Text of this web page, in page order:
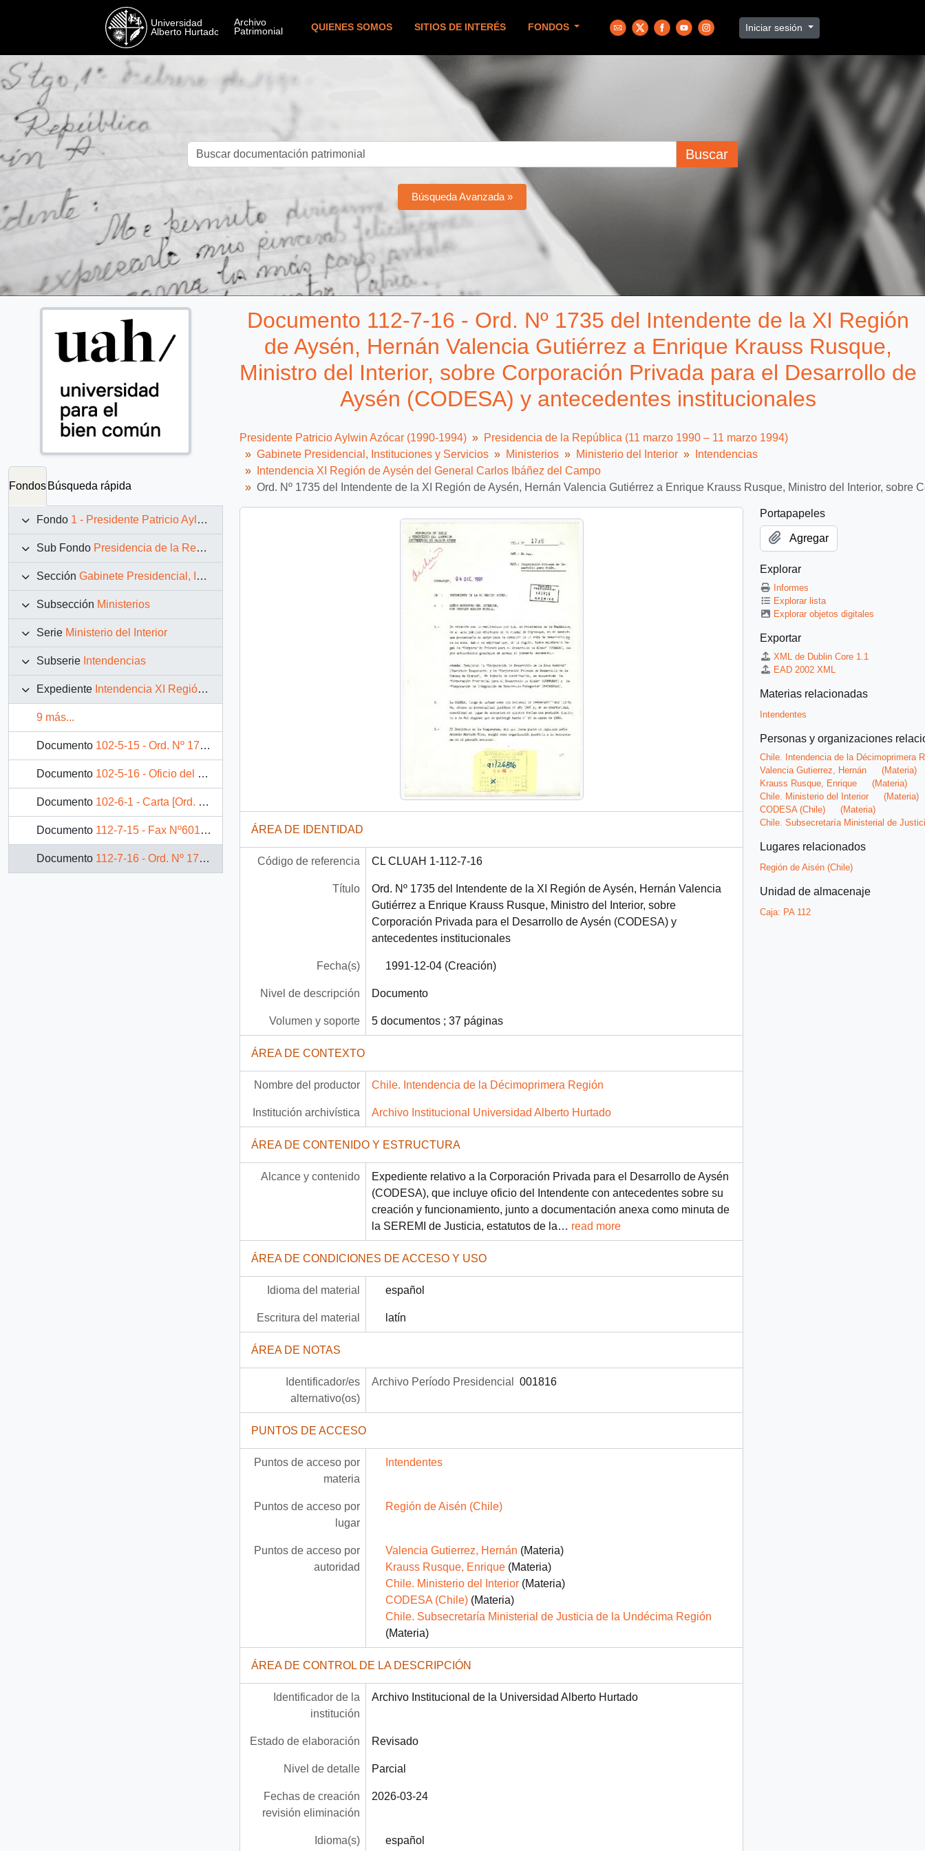
QUIENES SOMOS SITIOS DE INTERÉS FONDOS Iniciar sesión
Buscar
Búsqueda Avanzada »
Fondos Búsqueda rápida
Fondo 1 - Presidente Patricio Aylwin Azócar (1990-1994)
Sub Fondo Presidencia de la República (11 marzo 1990 – 11 marzo 1994)
Sección Gabinete Presidencial, Instituciones y Servicios
Subsección Ministerios
Serie Ministerio del Interior
Subserie Intendencias
Expediente Intendencia XI Región de Aysén del General Carlos Ibáñez del Campo
9 más...
Documento 102-5-15 - Ord. Nº 1756 del Intendente de la XI Región de Aysén, Héctor Morales Ramírez, dirigida al señor Ministro de Obras Públicas
Documento 102-5-16 - Oficio del Sr. Héctor Morales Ramírez, Intendente de la XI Región de Aysén, dirigido al Sr. Carlos Bascuñán Edwards, Jefe de Gabinete de S.E. el Presidente de la República, mediante el cual emite opinión sobre proyecto químico-minero en la zona de Capilla del Mármol
Documento 102-6-1 - Carta [Ord. Nº 2337] emitida por el Intendente de la XI Región de Aysén dirigida al Jefe de Gabinete de S.E. el Presidente de la República, mediante la cual se remiten listados de inversión pública regional correspondientes al FNDR, inversión sectorial y programas sociales
Documento 112-7-15 - Fax Nº601 Intendente de la XI Región de Aysén, Hernán Valencia Gutiérrez a Patricio Aylwin Azócar, Presidente de la República, sobre pago de deudas a transportistas y comerciantes y solicitud de pronta transferencia de fondos
Documento 112-7-16 - Ord. Nº 1735 del Intendente de la XI Región de Aysén, Hernán Valencia Gutiérrez a Enrique Krauss Rusque, Ministro del Interior, sobre Corporación Privada para el Desarrollo de Aysén (CODESA) y antecedentes institucionales
Documento 112-7-16 - Ord. Nº 1735 del Intendente de la XI Región
de Aysén, Hernán Valencia Gutiérrez a Enrique Krauss Rusque,
Ministro del Interior, sobre Corporación Privada para el Desarrollo de
Aysén (CODESA) y antecedentes institucionales
Presidente Patricio Aylwin Azócar (1990-1994)
Presidencia de la República (11 marzo 1990 – 11 marzo 1994)
Gabinete Presidencial, Instituciones y Servicios
Ministerios Ministerio del Interior
Intendencias
Intendencia XI Región de Aysén del General Carlos Ibáñez del Campo
Ord. Nº 1735 del Intendente de la XI Región de Aysén, Hernán Valencia Gutiérrez a Enrique Krauss Rusque, Ministro del Interior,
ÁREA DE IDENTIDAD
Código de referencia CL CLUAH 1-112-7-16
Título
Ord. Nº 1735 del Intendente de la XI Región de Aysén, Hernán Valencia
Gutiérrez a Enrique Krauss Rusque, Ministro del Interior, sobre
Corporación Privada para el Desarrollo de Aysén (CODESA) y
antecedentes institucionales
Fecha(s) 1991-12-04 (Creación)
Nivel de descripción Documento
Volumen y soporte 5 documentos ; 37 páginas
ÁREA DE CONTEXTO
Nombre del productor Chile. Intendencia de la Décimoprimera Región
Institución archivística Archivo Institucional Universidad Alberto Hurtado
ÁREA DE CONTENIDO Y ESTRUCTURA
Alcance y contenido
Expediente relativo a la Corporación Privada para el Desarrollo de Aysén
(CODESA), que incluye oficio del Intendente con antecedentes sobre su
creación y funcionamiento, junto a documentación anexa como minuta de
la SEREMI de Justicia, estatutos de la… read more
ÁREA DE CONDICIONES DE ACCESO Y USO
Idioma del material español
Escritura del material latín
ÁREA DE NOTAS
Identificador/es
alternativo(os)
Archivo Período Presidencial 001816
PUNTOS DE ACCESO
Puntos de acceso por
materia
Intendentes
Puntos de acceso por
lugar
Región de Aisén (Chile)
Puntos de acceso por
autoridad
Valencia Gutierrez, Hernán (Materia)
Krauss Rusque, Enrique(Materia)
Chile. Ministerio del Interior(Materia)
CODESA (Chile)(Materia)
Chile. Subsecretaría Ministerial de Justicia de la Undécima Región
(Materia)
ÁREA DE CONTROL DE LA DESCRIPCIÓN
Identificador de la
institución
Archivo Institucional de la Universidad Alberto Hurtado
Estado de elaboración Revisado
Nivel de detalle Parcial
Fechas de creación
revisión eliminación
2026-03-24
Idioma(s) español
Portapapeles
Agregar
Explorar
Informes
Explorar lista
Explorar objetos digitales
Exportar
XML de Dublin Core 1.1
EAD 2002 XML
Materias relacionadas
Intendentes
Personas y organizaciones
Chile. Intendencia de la Décimoprimera
Valencia Gutierrez, Hernán
(Materia)
Krauss Rusque, Enrique
(Materia)
Chile. Ministerio del Interior
(Materia)
CODESA (Chile)
(Materia)
Chile. Subsecretaría Ministerial de
Lugares relacionados
Región de Aisén (Chile)
Unidad de almacenaje
Caja: PA 112